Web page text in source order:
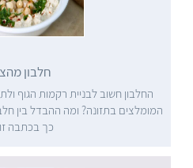
חלבון
החלבון חשוב לבניית רקמות הגוף
המומלצים בתזונה? ומה ההבדל בין
כך בכתבה